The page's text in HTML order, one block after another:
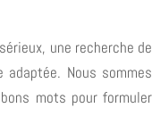
une recherche de
Nous sommes
mots pour formuler